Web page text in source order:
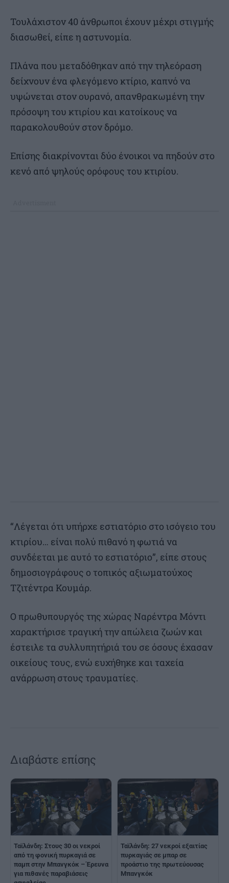
Τουλάχιστον 40 άνθρωποι έχουν μέχρι στιγμής
διασωθεί, είπε η αστυνομία.
Πλάνα που μεταδόθηκαν από την τηλεόραση
δείχνουν ένα φλεγόμενο κτίριο, καπνό να
υψώνεται στον ουρανό, απανθρακωμένη την
πρόσοψη του κτιρίου και κατοίκους να
παρακολουθούν στον δρόμο.
Επίσης διακρίνονται δύο ένοικοι να πηδούν στο
κενό από ψηλούς ορόφους του κτιρίου.
“Λέγεται ότι υπήρχε εστιατόριο στο ισόγειο του
κτιρίου… είναι πολύ πιθανό η φωτιά να
συνδέεται με αυτό το εστιατόριο”, είπε στους
δημοσιογράφους ο τοπικός αξιωματούχος
Τζιτέντρα Κουμάρ.
Ο πρωθυπουργός της χώρας Ναρέντρα Μόντι
χαρακτήρισε τραγική την απώλεια ζωών και
έστειλε τα συλλυπητήριά του σε όσους έχασαν
οικείους τους, ενώ ευχήθηκε και ταχεία
ανάρρωση στους τραυματίες.
Διαβάστε επίσης
Ταϊλάνδη: Στους 30 οι νεκροί
από τη φονική πυρκαγιά σε
παμπ στην Μπανγκόκ – Έρευνα
για πιθανές παραβιάσεις
Ταϊλάνδη: 27 νεκροί εξαιτίας
πυρκαγιάς σε μπαρ σε
προάστιο της πρωτεύουσας
Μπανγκόκ